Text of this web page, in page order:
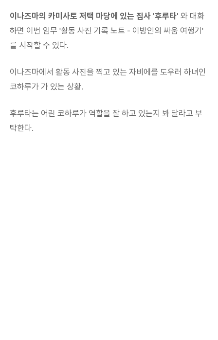
이나즈마의 카미사토 저택 마당에 있는 집사 '후루타' 와 대화
하면 이번 임무 '활동 사진 기록 노트 - 이방인의 싸움 여행기'
를 시작할 수 있다.
이나즈마에서 활동 사진을 찍고 있는 자비에를 도우러 하녀인
코하루가 가 있는 상황.
후루타는 어린 코하루가 역할을 잘 하고 있는지 봐 달라고 부
탁한다.